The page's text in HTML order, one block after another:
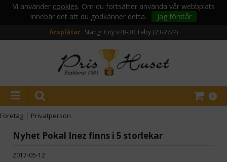
Vi använder cookies. Om du fortsätter använda vår webbplats
innebär det att du godkänner detta.
Jag förstår
Årsplåtar Stängt City v28-30Täby (23-27/7)
0
Företag | Privatperson
Nyhet Pokal Inez finns i 5 storlekar
2017-05-12